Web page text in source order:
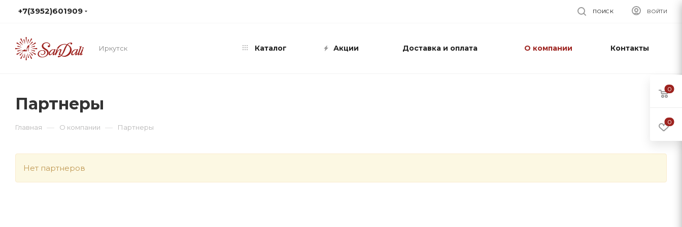
+7(3952)601909 ВОЙТИ
ПОИСК
Иркутск Каталог Акции Доставка и оплата О компании Контакты
Партнеры
Главная — О компании — Партнеры
Нет партнеров
0
0